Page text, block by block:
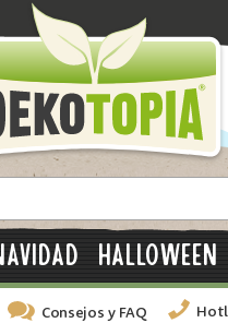
HALLOWEEN
Consejos y FAQ